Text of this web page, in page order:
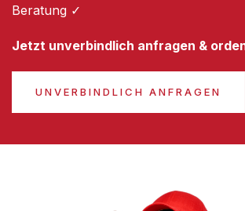
Beratung ✓
Jetzt unverbindlich anfragen &
UNVERBINDLICH ANFRAGEN